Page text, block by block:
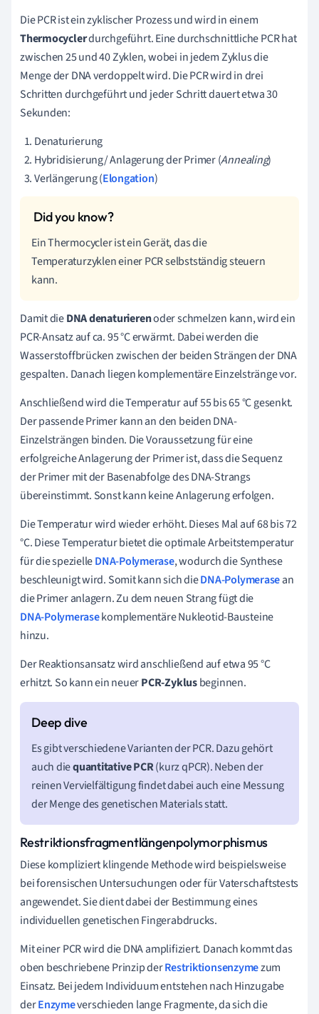
Die PCR ist ein zyklischer Prozess und wird in einem
Thermocyclerdurchgeführt. Eine durchschnittliche PCR hat
zwischen 25 und 40 Zyklen, wobei in jedem Zyklus die
Menge der DNA verdoppelt wird. Die PCR wird in drei
Schritten durchgeführt und jeder Schritt dauert etwa 30
Sekunden:
Denaturierung
Hybridisierung/ Anlagerung der Primer (Annealing)
Verlängerung (Elongation)
Ein Thermocycler ist ein Gerät, das die
Temperaturzyklen einer PCR selbstständig steuern
kann.
Damit dieDNAdenaturierenoder schmelzen kann, wird ein
PCR-Ansatz auf ca. 95 °Cerwärmt. Dabei werden die
Wasserstoffbrücken zwischen der beiden Strängen der DNA
gespalten. Danach liegen komplementäre Einzelstränge vor.
Anschließend wird die Temperatur auf 55 bis 65 °C gesenkt.
Der passende Primer kann an den beiden DNA-
Einzelsträngen binden. Die Voraussetzung für eine
erfolgreiche Anlagerung der Primer ist, dass die Sequenz
der Primer mit der Basenabfolge des DNA-Strangs
übereinstimmt. Sonst kann keine Anlagerung erfolgen.
Die Temperatur wird wieder erhöht. Dieses Mal auf 68 bis 72
°C. Diese Temperatur bietet die optimale Arbeitstemperatur
für die spezielleDNA-Polymerase, wodurch die Synthese
beschleunigt wird. Somit kann sich dieDNA-Polymerasean
die Primer anlagern. Zu dem neuen Strang fügt die
DNA-Polymerasekomplementäre Nukleotid-Bausteine
hinzu.
Der Reaktionsansatz wird anschließend auf etwa 95 °C
erhitzt. So kann ein neuerPCR-Zyklusbeginnen.
Es gibt verschiedene Varianten der PCR. Dazu gehört
auch diequantitative PCR(kurz qPCR). Neben der
reinen Vervielfältigung findet dabei auch eine Messung
der Menge des genetischen Materials statt.
Restriktionsfragmentlängenpolymorphismus
Diese kompliziert klingende Methode wird beispielsweise
bei forensischen Untersuchungen oder für Vaterschaftstests
angewendet. Sie dient dabei der Bestimmung eines
individuellen genetischen Fingerabdrucks.
Mit einer PCR wird die DNA amplifiziert. Danach kommt das
oben beschriebene Prinzip derRestriktionsenzymezum
Einsatz. Bei jedem Individuum entstehen nach Hinzugabe
derEnzymeverschieden lange Fragmente, da sich die